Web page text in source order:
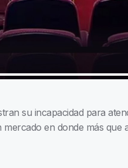
su incapacidad para
en donde más